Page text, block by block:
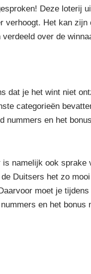
Deze loterij
Het kan
over de
dat je het wint niet
categorieën
nummers en het
namelijk ook sprake
Duitsers het zo
moet je
en het